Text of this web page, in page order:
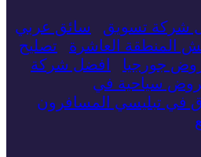
شركة تسويق
سائق عربي
المنطقة العاشرة
تصليح
جورجيا
افضل شركة
سياحية في
في تبليسي المسافرون